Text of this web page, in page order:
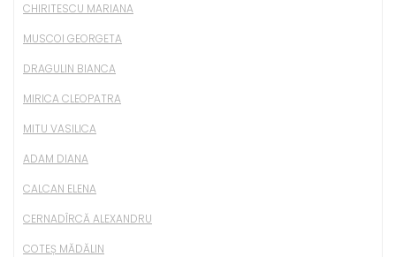
CHIRITESCU MARIANA
MUSCOI GEORGETA
DRAGULIN BIANCA
MIRICA CLEOPATRA
MITU VASILICA
ADAM DIANA
CALCAN ELENA
CERNADÎRCĂ ALEXANDRU
COTEȘ MĂDĂLIN